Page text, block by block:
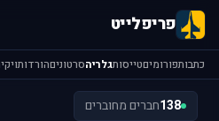
פריפלייט
כתבותפורומיםטייסותגלריהסרטוניםהורדותויקי
138חברים מחוברים